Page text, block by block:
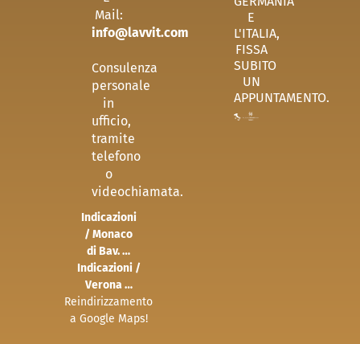
Mail:
info@lavvit.com
Consulenza
personale
in
ufficio,
tramite
telefono
o
videochiamata.
Indicazioni
/ Monaco
di Bav. …
Indicazioni /
Verona …
Reindirizzamento
a Google Maps!
E
L'ITALIA,
FISSA
SUBITO
UN
APPUNTAMENTO.